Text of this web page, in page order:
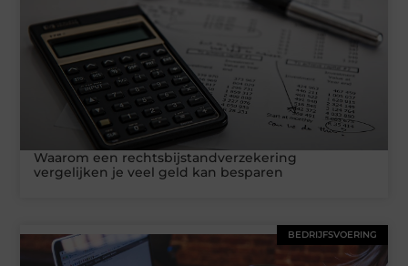
Waarom een rechtsbijstandverzekering
vergelijken je veel geld kan besparen
BEDRIJFSVOERING